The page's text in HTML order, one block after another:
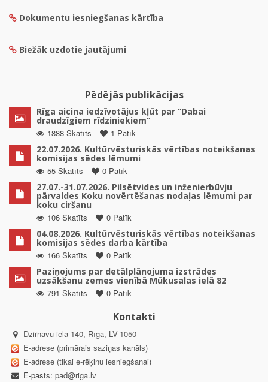
Dokumentu iesniegšanas kārtība
Biežāk uzdotie jautājumi
Pēdējās publikācijas
Rīga aicina iedzīvotājus kļūt par “Dabai
draudzīgiem rīdziniekiem”
1888 Skatīts
1 Patīk
22.07.2026. Kultūrvēsturiskās vērtības noteikšanas
komisijas sēdes lēmumi
55 Skatīts
0 Patīk
27.07.-31.07.2026. Pilsētvides un inženierbūvju
pārvaldes Koku novērtēšanas nodaļas lēmumi par
koku ciršanu
106 Skatīts
0 Patīk
04.08.2026. Kultūrvēsturiskās vērtības noteikšanas
komisijas sēdes darba kārtība
166 Skatīts
0 Patīk
Paziņojums par detālplānojuma izstrādes
uzsākšanu zemes vienībā Mūkusalas ielā 82
791 Skatīts
0 Patīk
Kontakti
Dzirnavu iela 140, Rīga, LV-1050
E-adrese (primārais saziņas kanāls)
E-adrese (tikai e-rēķinu iesniegšanai)
E-pasts: pad@riga.lv